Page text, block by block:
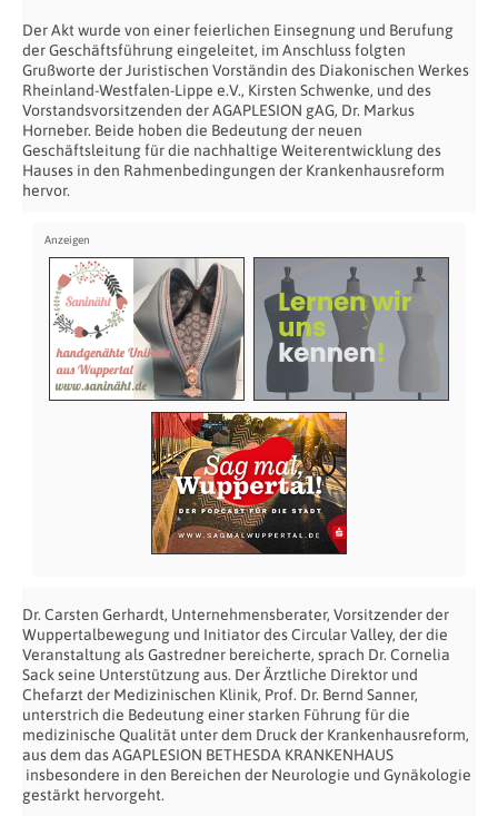
Der Akt wurde von einer feierlichen Einsegnung und Berufung
der Geschäftsführung eingeleitet, im Anschluss folgten
Grußworte der Juristischen Vorständin des Diakonischen Werkes
Rheinland-Westfalen-Lippe e.V., Kirsten Schwenke, und des
Vorstandsvorsitzenden der AGAPLESION gAG, Dr. Markus
Horneber. Beide hoben die Bedeutung der neuen
Geschäftsleitung für die nachhaltige Weiterentwicklung des
Hauses in den Rahmenbedingungen der Krankenhausreform
hervor.
Dr. Carsten Gerhardt, Unternehmensberater, Vorsitzender der
Wuppertalbewegung und Initiator des Circular Valley, der die
Veranstaltung als Gastredner bereicherte, sprach Dr. Cornelia
Sack seine Unterstützung aus. Der Ärztliche Direktor und
Chefarzt der Medizinischen Klinik, Prof. Dr. Bernd Sanner,
unterstrich die Bedeutung einer starken Führung für die
medizinische Qualität unter dem Druck der Krankenhausreform,
aus dem das AGAPLESION BETHESDA KRANKENHAUS
insbesondere in den Bereichen der Neurologie und Gynäkologie
gestärkt hervorgeht.